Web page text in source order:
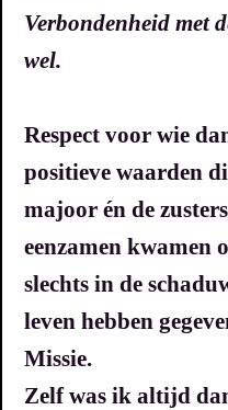
Verbondenheid met
wel.
Respect voor wie
positieve waarden
majoor én de
eenzamen kwamen
slechts in de
leven hebben
Missie.
Zelf was ik altijd